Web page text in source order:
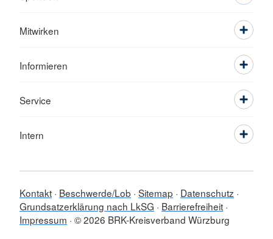
Mitwirken
Informieren
Service
Intern
Kontakt Beschwerde/Lob Sitemap
Datenschutz
Grundsatzerklärung nach LkSG
Barrierefreiheit
Impressum © 2026 BRK-Kreisverband Würzburg